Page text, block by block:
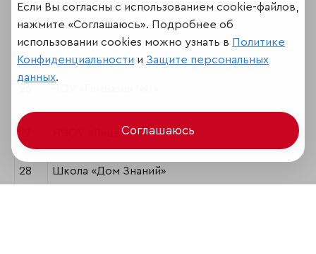
25 Лицей №1 «Спутник»
НЧОУ «Лицей «ИСТЭК»
28 Школа «Дом Знаний»
Если Вы согласны с использованием cookie-файлов,
нажмите «Соглашаюсь». Подробнее об
использовании cookies можно узнать в Политике
Конфиденциальности и Защите персональных
данных.
Соглашаюсь